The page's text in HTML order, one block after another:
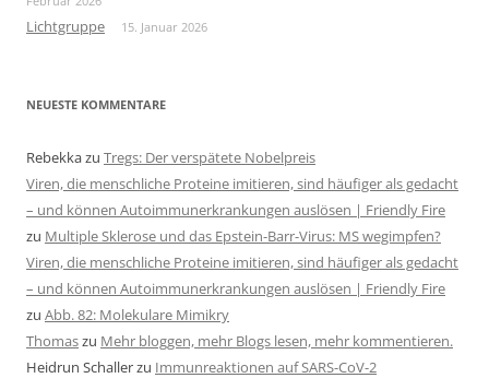
Lichtgruppe 15. Januar 2026
NEUESTE KOMMENTARE
Rebekkazu Tregs: Der verspätete Nobelpreis
Viren, die menschliche Proteine imitieren, sind häufiger als gedacht
– und können Autoimmunerkrankungen auslösen | Friendly Fire
zu Multiple Sklerose und das Epstein-Barr-Virus: MS wegimpfen?
Viren, die menschliche Proteine imitieren, sind häufiger als gedacht
– und können Autoimmunerkrankungen auslösen | Friendly Fire
zu Abb. 82: Molekulare Mimikry
Thomaszu Mehr bloggen, mehr Blogs lesen, mehr kommentieren.
Heidrun Schallerzu Immunreaktionen auf SARS-CoV-2